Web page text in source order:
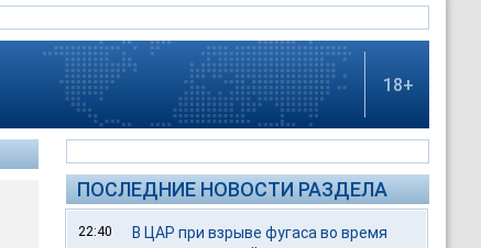
18+
ПОСЛЕДНИЕ НОВОСТИ РАЗДЕЛА
22:40
В ЦАР при взрыве фугаса во время